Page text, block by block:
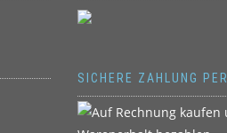
SICHERE ZAHLUNG PER